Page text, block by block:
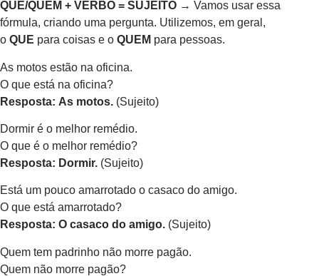
QUE/QUEM + VERBO = SUJEITO → Vamos usar essa
fórmula, criando uma pergunta. Utilizemos, em geral,
o QUE para coisas e o QUEM para pessoas.
As motos estão na oficina.
O que está na oficina?
Resposta: As motos. (Sujeito)
Dormir é o melhor remédio.
O que é o melhor remédio?
Resposta: Dormir. (Sujeito)
Está um pouco amarrotado o casaco do amigo.
O que está amarrotado?
Resposta: O casaco do amigo. (Sujeito)
Quem tem padrinho não morre pagão.
Quem não morre pagão?